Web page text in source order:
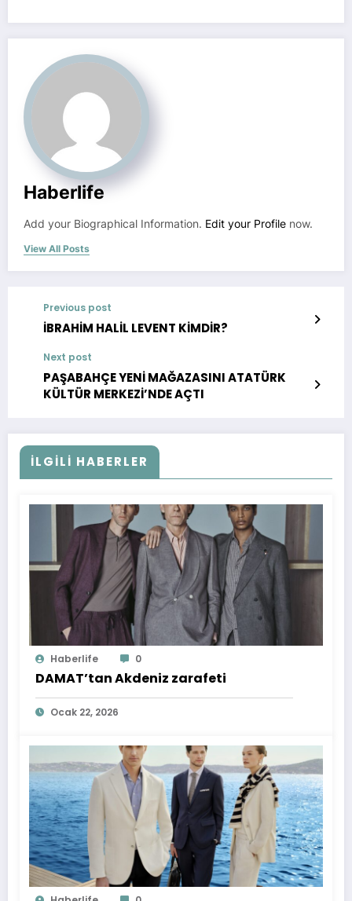
Haberlife
Add your Biographical Information. Edit your Profile now.
View All Posts
Previous post
İBRAHİM HALİL LEVENT KİMDİR?
Next post
PAŞABAHÇE YENİ MAĞAZASINI ATATÜRK
KÜLTÜR MERKEZİ’NDE AÇTI
İLGILI HABERLER
Haberlife 0
DAMAT’tan Akdeniz zarafeti
Ocak 22, 2026